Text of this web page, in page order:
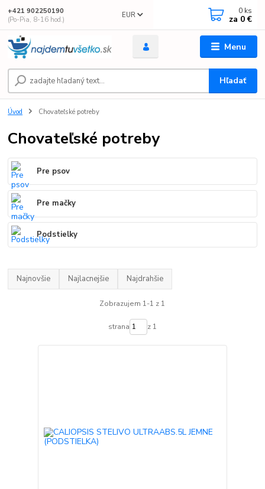
Menu
EUR
Hľadať
+421 902250190
(Po-Pia, 8-16 hod.)
0 ks
za 0 €
Úvod Chovateľské potreby
Chovateľské potreby
Pre psov
Pre mačky
Podstielky
Najnovšie Najlacnejšie Najdrahšie
Zobrazujem 1-1 z 1
strana z 1